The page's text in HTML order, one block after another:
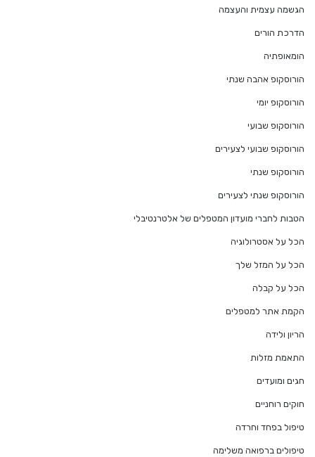
הגשמה עצמית והעצמה
הדרכת הורים
הומאופתיה
הורוסקופ אהבה שנתי
הורוסקופ יומי
הורוסקופ שבועי
הורוסקופ שבועי לצעירים
הורוסקופ שנתי
הורוסקופ שנתי לצעירים
הטבות לחברי מועדון המטפלים של אלטרנטיבלי
הכל על אסטרולוגיה
הכל על המזל שלך
הכל על קבלה
הקמת אתר למטפלים
הריון ולידה
התאמת מזלות
חגים ומועדים
חוקים רוחניים
טיפול בפחד וחרדה
טיפולים ברפואה משלימה